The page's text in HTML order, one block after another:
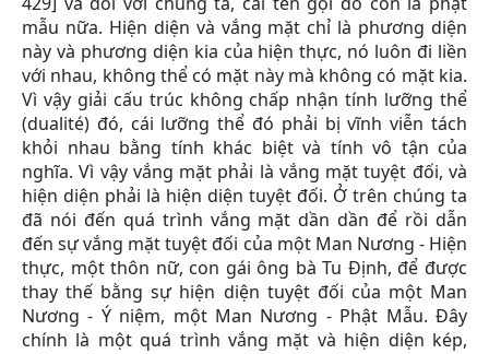
mẫu nữa. Hiện diện và vắng mặt chỉ là phương diện
này và phương diện kia của hiện thực, nó luôn đi liền
với nhau, không thể có mặt này mà không có mặt kia.
Vì vậy giải cấu trúc không chấp nhận tính lưỡng thể
(dualité) đó, cái lưỡng thể đó phải bị vĩnh viễn tách
khỏi nhau bằng tính khác biệt và tính vô tận của
nghĩa. Vì vậy vắng mặt phải là vắng mặt tuyệt đối, và
hiện diện phải là hiện diện tuyệt đối. Ở trên chúng ta
đã nói đến quá trình vắng mặt dần dần để rồi dẫn
đến sự vắng mặt tuyệt đối của một Man Nương - Hiện
thực, một thôn nữ, con gái ông bà Tu Định, để được
thay thế bằng sự hiện diện tuyệt đối của một Man
Nương - Ý niệm, một Man Nương - Phật Mẫu. Đây
chính là một quá trình vắng mặt và hiện diện kép,